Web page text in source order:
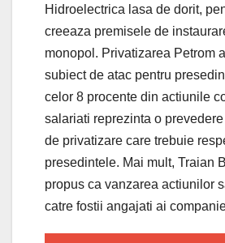
Hidroelectrica lasa de dorit,
creeaza premisele de
monopol. Privatizarea Petrom
subiect de atac pentru
celor 8 procente din actiunile
salariati reprezinta o prevedere
de privatizare care trebuie
presedintele. Mai mult, Traian
propus ca vanzarea actiunilor
catre fostii angajati ai